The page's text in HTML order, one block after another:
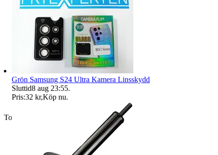
Toppsäljare
Grön Samsung S24 Ultra Kamera Linsskydd
Sluttid8 aug 23:55.
Pris:32 kr,Köp nu.